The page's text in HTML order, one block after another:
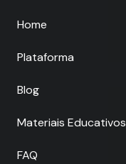
Home
Plataforma
Blog
Materiais Educativos
FAQ